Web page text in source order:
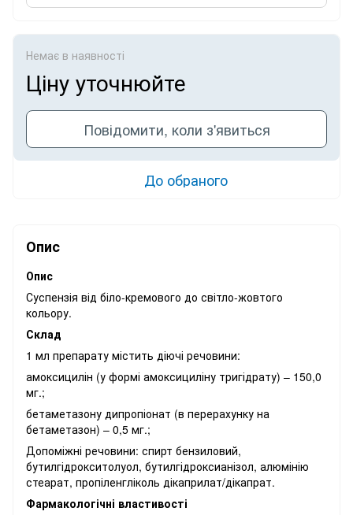
Немає в наявності
Ціну уточнюйте
Повідомити, коли з'явиться
До обраного
Опис
Опис
Суспензія від біло-кремового до світло-жовтого
кольору.
Склад
1 мл препарату містить діючі речовини:
амоксицилін (у формі амоксициліну тригідрату) – 150,0
мг.;
бетаметазону дипропіонат (в перерахунку на
бетаметазон) – 0,5 мг.;
Допоміжні речовини: спирт бензиловий,
бутилгідрокситолуол, бутилгідроксианізол, алюмінію
стеарат, пропіленгліколь дікаприлат/дікапрат.
Фармакологічні властивості